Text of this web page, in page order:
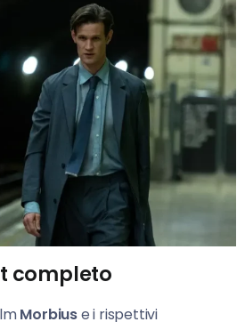
completo
Morbiuse i rispettivi